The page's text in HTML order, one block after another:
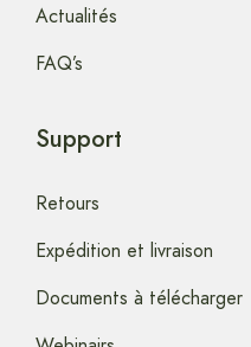
Actualités
FAQ’s
Support
Retours
Expédition et livraison
Documents à télécharger